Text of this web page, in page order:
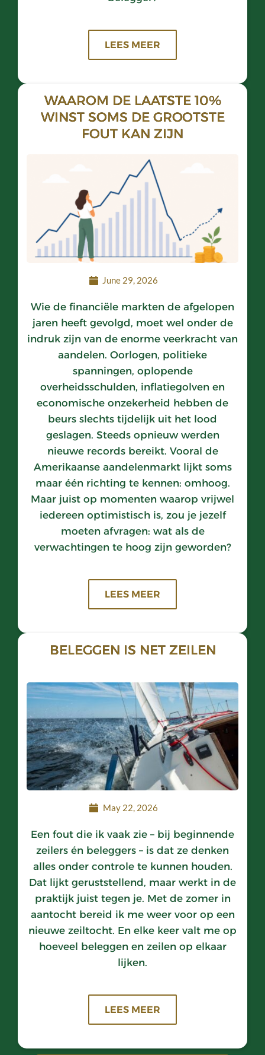
LEES MEER
WAAROM DE LAATSTE 10%
WINST SOMS DE GROOTSTE
FOUT KAN ZIJN
June 29, 2026
Wie de financiële markten de afgelopen
jaren heeft gevolgd, moet wel onder de
indruk zijn van de enorme veerkracht van
aandelen. Oorlogen, politieke
spanningen, oplopende
overheidsschulden, inflatiegolven en
economische onzekerheid hebben de
beurs slechts tijdelijk uit het lood
geslagen. Steeds opnieuw werden
nieuwe records bereikt. Vooral de
Amerikaanse aandelenmarkt lijkt soms
maar één richting te kennen: omhoog.
Maar juist op momenten waarop vrijwel
iedereen optimistisch is, zou je jezelf
moeten afvragen: wat als de
verwachtingen te hoog zijn geworden?
LEES MEER
BELEGGEN IS NET ZEILEN
May 22, 2026
Een fout die ik vaak zie – bij beginnende
zeilers én beleggers – is dat ze denken
alles onder controle te kunnen houden.
Dat lijkt geruststellend, maar werkt in de
praktijk juist tegen je. Met de zomer in
aantocht bereid ik me weer voor op een
nieuwe zeiltocht. En elke keer valt me op
hoeveel beleggen en zeilen op elkaar
lijken.
LEES MEER